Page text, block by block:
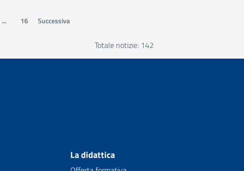
... 16 Successiva
Totale notizie: 142
La didattica